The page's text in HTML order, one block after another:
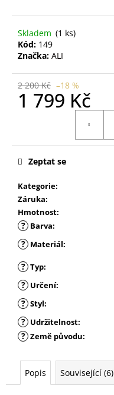
Skladem (1 ks)
Kód: 149
Značka: ALI
2 200 Kč –18 %
1 799 Kč
Kategorie:
Záruka:
Hmotnost:
? Barva:
? Materiál:
? Typ:
? Určení:
? Styl:
? Udržitelnost:
? Země původu:
Zeptat se
Popis Související (6)
PRACÍ
PAPÍRKY
ECO
KOUZLO
BAVLNY